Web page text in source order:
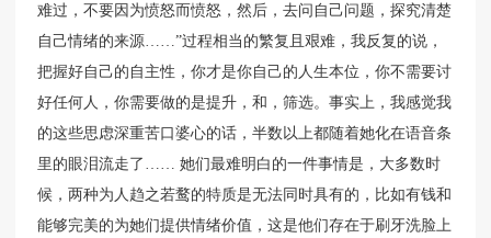
难过，不要因为愤怒而愤怒，然后，去问自己问题，探究清楚
自己情绪的来源……”过程相当的繁复且艰难，我反复的说，
把握好自己的自主性，你才是你自己的人生本位，你不需要讨
好任何人，你需要做的是提升，和，筛选。事实上，我感觉我
的这些思虑深重苦口婆心的话，半数以上都随着她化在语音条
里的眼泪流走了…… 她们最难明白的一件事情是，大多数时
候，两种为人趋之若鹜的特质是无法同时具有的，比如有钱和
能够完美的为她们提供情绪价值，这是他们存在于刷牙洗脸上